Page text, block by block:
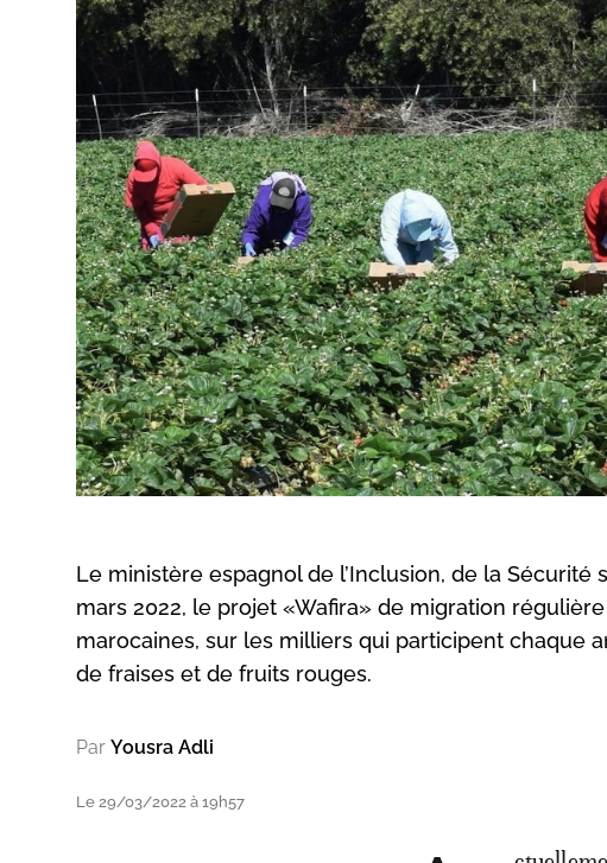
Le ministère espagnol de l’Inclusion, de la
mars 2022, le projet «Wafira» de migration
marocaines, sur les milliers qui participent chaque
de fraises et de fruits rouges.
Par Yousra Adli
Le 29/03/2022 à 19h57